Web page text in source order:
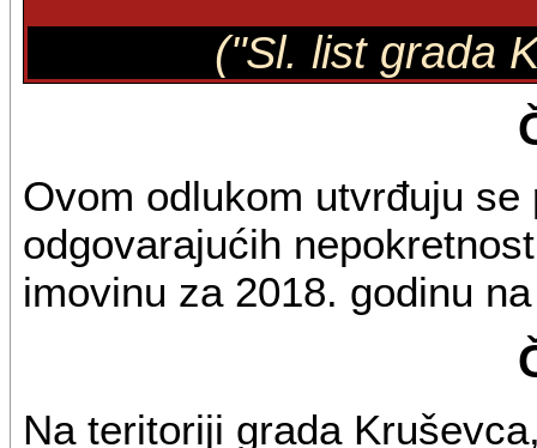
("Sl. list grada
Ovom odlukom utvrđuju
odgovarajućih
imovinu za 2018. godinu
Na teritoriji grada